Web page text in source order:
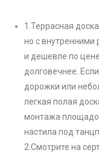
1.Террасная
но с внутренними
и дешевле по
долговечнее.
дорожки или
легкая полая
монтажа
настила под
2.Смотрите на